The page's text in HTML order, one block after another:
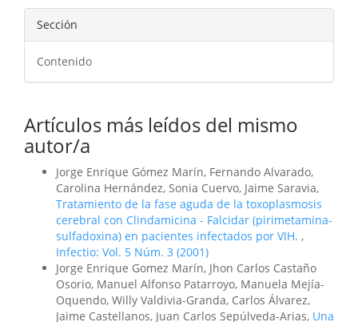
Sección
Contenido
Artículos más leídos del mismo
autor/a
Jorge Enrique Gómez Marín, Fernando Alvarado,
Carolina Hernández, Sonia Cuervo, Jaime Saravia,
Tratamiento de la fase aguda de la toxoplasmosis
cerebral con Clindamicina - Falcidar (pirimetamina-
sulfadoxina) en pacientes infectados por VIH. ,
Infectio: Vol. 5 Núm. 3 (2001)
Jorge Enrique Gomez Marín, Jhon Carlos Castaño
Osorio, Manuel Alfonso Patarroyo, Manuela Mejía-
Oquendo, Willy Valdivia-Granda, Carlos Álvarez,
Jaime Castellanos, Juan Carlos Sepúlveda-Arias, Una